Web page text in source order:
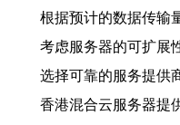
根据预计的数据传输
考虑服务器的可扩展
选择可靠的服务提供
香港混合云服务器提